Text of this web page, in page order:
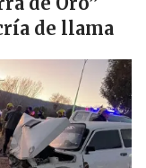
de llama